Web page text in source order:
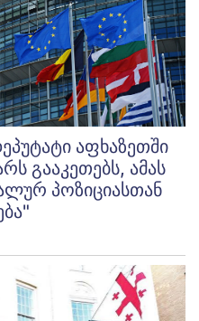
აფხაზეთში
გააკეთებს, ამას
პოზიციასთან